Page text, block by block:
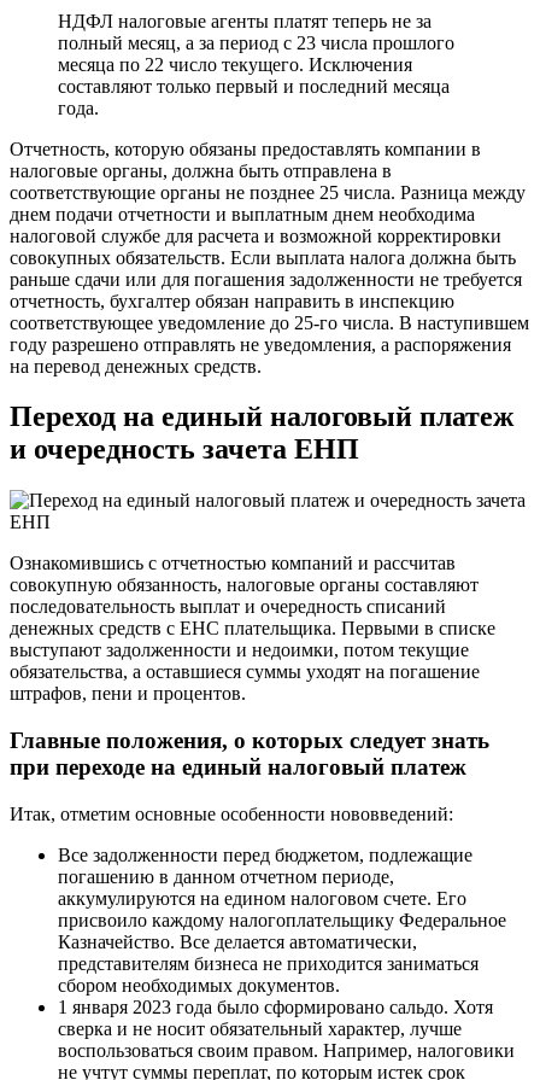
НДФЛ налоговые агенты платят теперь не за
полный месяц, а за период с 23 числа прошлого
месяца по 22 число текущего. Исключения
составляют только первый и последний месяца
года.
Отчетность, которую обязаны предоставлять компании в
налоговые органы, должна быть отправлена в
соответствующие органы не позднее 25 числа. Разница между
днем подачи отчетности и выплатным днем необходима
налоговой службе для расчета и возможной корректировки
совокупных обязательств. Если выплата налога должна быть
раньше сдачи или для погашения задолженности не требуется
отчетность, бухгалтер обязан направить в инспекцию
соответствующее уведомление до 25-го числа. В наступившем
году разрешено отправлять не уведомления, а распоряжения
на перевод денежных средств.
Переход на единый налоговый платеж
и очередность зачета ЕНП
Ознакомившись с отчетностью компаний и рассчитав
совокупную обязанность, налоговые органы составляют
последовательность выплат и очередность списаний
денежных средств с ЕНС плательщика. Первыми в списке
выступают задолженности и недоимки, потом текущие
обязательства, а оставшиеся суммы уходят на погашение
штрафов, пени и процентов.
Главные положения, о которых следует знать
при переходе на единый налоговый платеж
Итак, отметим основные особенности нововведений:
Все задолженности перед бюджетом, подлежащие
погашению в данном отчетном периоде,
аккумулируются на едином налоговом счете. Его
присвоило каждому налогоплательщику Федеральное
Казначейство. Все делается автоматически,
представителям бизнеса не приходится заниматься
сбором необходимых документов.
1 января 2023 года было сформировано сальдо. Хотя
сверка и не носит обязательный характер, лучше
воспользоваться своим правом. Например, налоговики
не учтут суммы переплат, по которым истек срок